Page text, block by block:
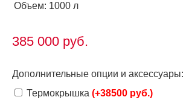
Объем: 1000 л
385 000 руб.
Дополнительные опции и аксессуары:
Термокрышка (+38500 руб.)